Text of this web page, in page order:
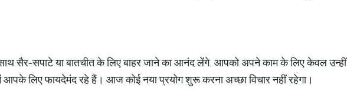
सैर-सपाटे या बातचीत के लिए बाहर जाने का आनंद लेंगे. आपको अपने काम के लिए केवल उन्हीं
आपके लिए फायदेमंद रहे हैं। आज कोई नया प्रयोग शुरू करना अच्छा विचार नहीं रहेगा।